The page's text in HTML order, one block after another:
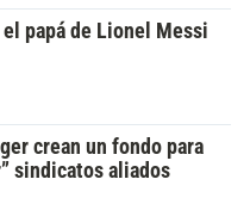
papá de Lionel Messi
crean un fondo para
sindicatos aliados